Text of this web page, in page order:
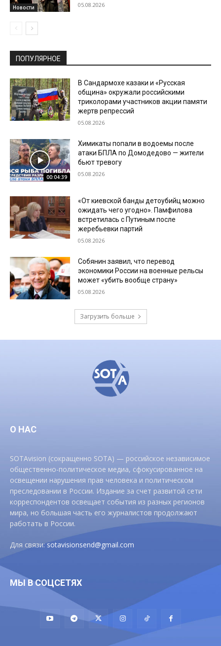
Новости 05.08.2026
ПОПУЛЯРНОЕ
В Сандармохе казаки и «Русская
община» окружали российскими
триколорами участников акции памяти
жертв репрессий
05.08.2026
00:04:39
Химикаты попали в водоемы после
атаки БПЛА по Домодедово — жители
бьют тревогу
05.08.2026
«От киевской банды детоубийц можно
ожидать чего угодно». Памфилова
встретилась с Путиным после
жеребьевки партий
05.08.2026
Собянин заявил, что перевод
экономики России на военные рельсы
может «убить вообще страну»
05.08.2026
Загрузить больше
О НАС
SOTAvision (сокращенно SOTA) — российское независимое
общественно-политическое медиа, сфокусированное на
освещении нарушения прав человека и политическом
преследовании в России. Издание за счет развитой сети
корреспондентов освещает события из разных регионов
мира, но большая часть его журналистов продолжают
работать в России.
Для связи:sotavisionsend@gmail.com
МЫ В СОЦСЕТЯХ